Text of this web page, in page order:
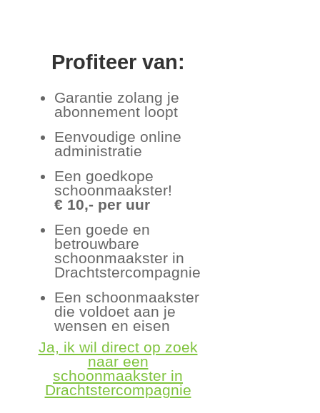
Profiteer van:
Garantie zolang je
abonnement loopt
Eenvoudige online
administratie
Een goedkope
schoonmaakster!
€ 10,- per uur
Een goede en
betrouwbare
schoonmaakster in
Drachtstercompagnie
Een schoonmaakster
die voldoet aan je
wensen en eisen
Ja, ik wil direct op zoek
naar een
schoonmaakster in
Drachtstercompagnie